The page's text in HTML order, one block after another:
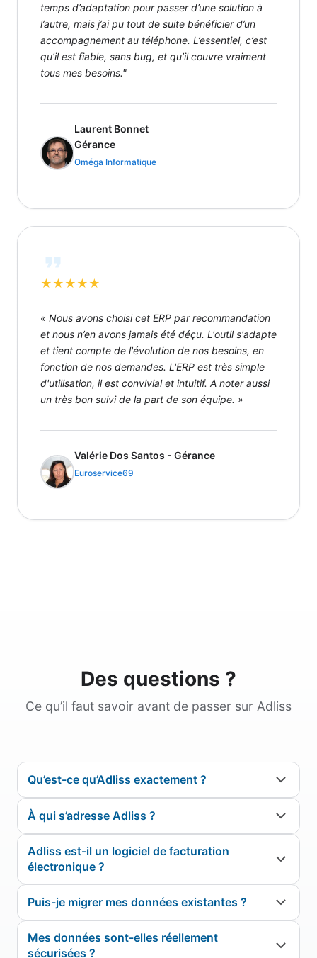
temps d’adaptation pour passer d’une solution à
l’autre, mais j’ai pu tout de suite bénéficier d’un
accompagnement au téléphone. L’essentiel, c’est
qu’il est fiable, sans bug, et qu’il couvre vraiment
tous mes besoins."
Laurent Bonnet
Gérance
Oméga Informatique
★ ★ ★ ★ ★
« Nous avons choisi cet ERP par recommandation
et nous n’en avons jamais été déçu. L'outil s'adapte
et tient compte de l'évolution de nos besoins, en
fonction de nos demandes. L'ERP est très simple
d'utilisation, il est convivial et intuitif. A noter aussi
un très bon suivi de la part de son équipe. »
Valérie Dos Santos - Gérance
Euroservice69
Des questions ?
Ce qu’il faut savoir avant de passer sur Adliss
Qu’est-ce qu’Adliss exactement ?
À qui s’adresse Adliss ?
Adliss est-il un logiciel de facturation
électronique ?
Puis-je migrer mes données existantes ?
Mes données sont-elles réellement
sécurisées ?